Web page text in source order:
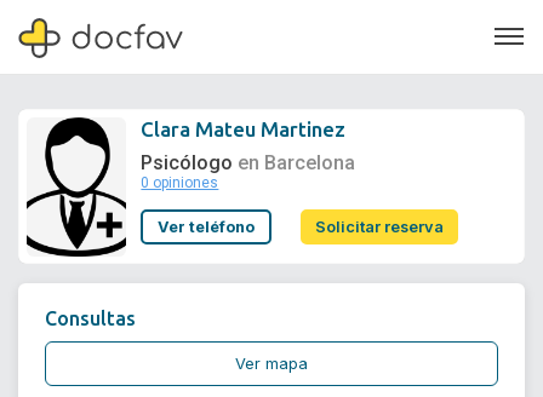
Soporte
Clara Mateu Martinez
Psicólogo en Barcelona
0 opiniones
Ver teléfono Solicitar reserva
Consultas
Ver mapa